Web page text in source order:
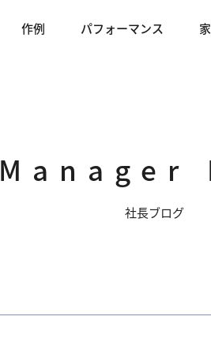
作例 パフォーマンス
Manager
社長ブログ